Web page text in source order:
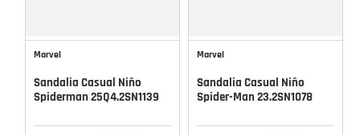
Marvel
Sandalia Casual Niño
Spiderman 25Q4.2SN1139
Marvel
Sandalia Casual Niño
Spider-Man 23.2SN1078